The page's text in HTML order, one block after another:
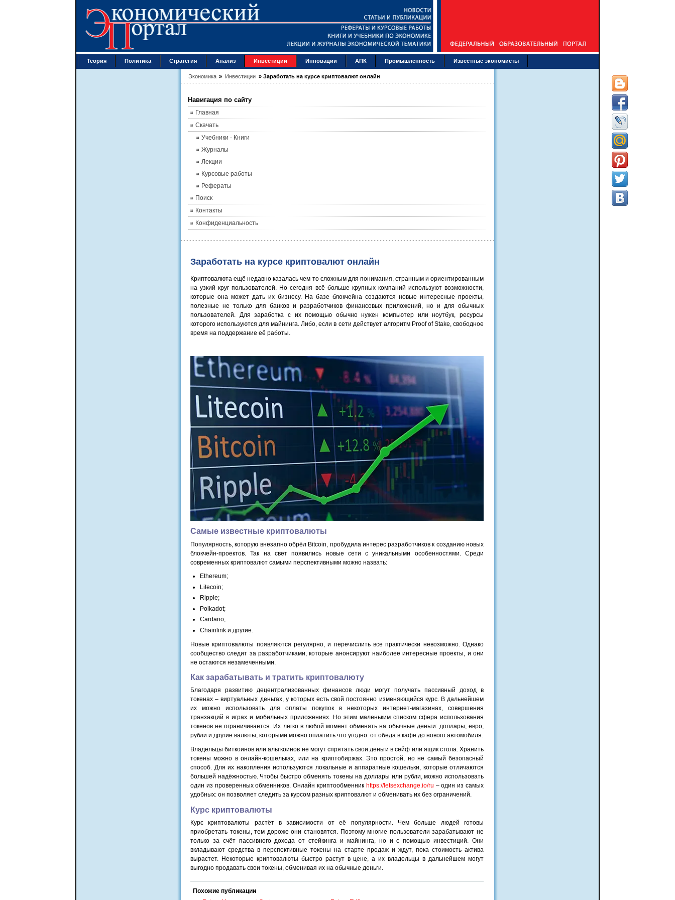
Теория Политика Стратегия Анализ Инвестиции Инновации АПК Промышленность Известные экономисты
Экономика » Инвестиции » Заработать на курсе криптовалют онлайн
Навигация по сайту
Главная
Скачать
Учебники - Книги
Журналы
Лекции
Курсовые работы
Рефераты
Поиск
Контакты
Конфиденциальность
Заработать на курсе криптовалют онлайн
Криптовалюта ещё недавно казалась чем-то сложным для понимания, странным и ориентированным
на узкий круг пользователей. Но сегодня всё больше крупных компаний используют возможности,
которые она может дать их бизнесу. На базе блокчейна создаются новые интересные проекты,
полезные не только для банков и разработчиков финансовых приложений, но и для обычных
пользователей. Для заработка с их помощью обычно нужен компьютер или ноутбук, ресурсы
которого используются для майнинга. Либо, если в сети действует алгоритм Proof of Stake, свободное
время на поддержание её работы.
Самые известные криптовалюты
Популярность, которую внезапно обрёл Bitcoin, пробудила интерес разработчиков к созданию новых
блокчейн-проектов. Так на свет появились новые сети с уникальными особенностями. Среди
современных криптовалют самыми перспективными можно назвать:
Ethereum;
Litecoin;
Ripple;
Polkadot;
Cardano;
Chainlink и другие.
Новые криптовалюты появляются регулярно, и перечислить все практически невозможно. Однако
сообщество следит за разработчиками, которые анонсируют наиболее интересные проекты, и они
не остаются незамеченными.
Как зарабатывать и тратить криптовалюту
Благодаря развитию децентрализованных финансов люди могут получать пассивный доход в
токенах – виртуальных деньгах, у которых есть свой постоянно изменяющийся курс. В дальнейшем
их можно использовать для оплаты покупок в некоторых интернет-магазинах, совершения
транзакций в играх и мобильных приложениях. Но этим маленьким списком сфера использования
токенов не ограничивается. Их легко в любой момент обменять на обычные деньги: доллары, евро,
рубли и другие валюты, которыми можно оплатить что угодно: от обеда в кафе до нового автомобиля.
Владельцы биткоинов или альткоинов не могут спрятать свои деньги в сейф или ящик стола. Хранить
токены можно в онлайн-кошельках, или на криптобиржах. Это простой, но не самый безопасный
способ. Для их накопления используются локальные и аппаратные кошельки, которые отличаются
большей надёжностью. Чтобы быстро обменять токены на доллары или рубли, можно использовать
один из проверенных обменников. Онлайн криптообменник https://letsexchange.io/ru – один из самых
удобных: он позволяет следить за курсом разных криптовалют и обменивать их без ограничений.
Курс криптовалюты
Курс криптовалюты растёт в зависимости от её популярности. Чем больше людей готовы
приобретать токены, тем дороже они становятся. Поэтому многие пользователи зарабатывают не
только за счёт пассивного дохода от стейкинга и майнинга, но и с помощью инвестиций. Они
вкладывают средства в перспективные токены на старте продаж и ждут, пока стоимость актива
вырастет. Некоторые криптовалюты быстро растут в цене, а их владельцы в дальнейшем могут
выгодно продавать свои токены, обменивая их на обычные деньги.
Похожие публикации